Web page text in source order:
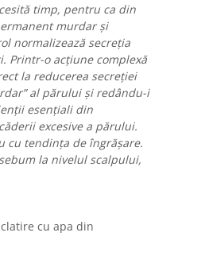
timp, pentru ca din
murdar și
normalizează secreția
Printr-o acțiune complexă
la reducerea secreției
al părului și redându-i
esențiali din
excesive a părului.
cu tendința de îngrășare.
la nivelul scalpului,
cu apa din